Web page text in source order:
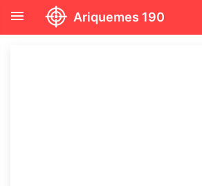
menu Ariquemes 190